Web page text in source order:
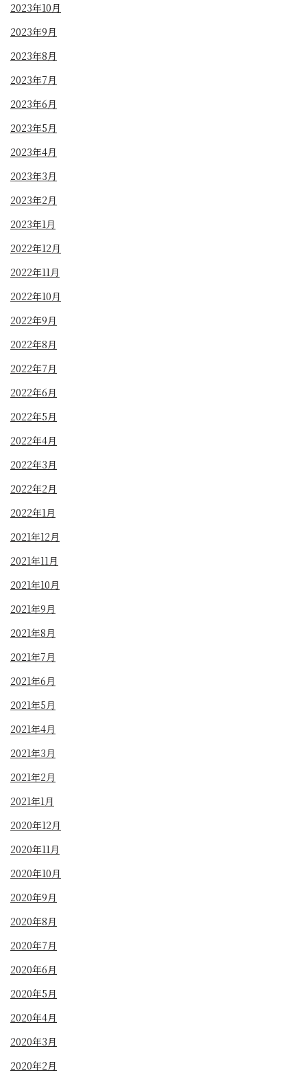
2023年10月
2023年9月
2023年8月
2023年7月
2023年6月
2023年5月
2023年4月
2023年3月
2023年2月
2023年1月
2022年12月
2022年11月
2022年10月
2022年9月
2022年8月
2022年7月
2022年6月
2022年5月
2022年4月
2022年3月
2022年2月
2022年1月
2021年12月
2021年11月
2021年10月
2021年9月
2021年8月
2021年7月
2021年6月
2021年5月
2021年4月
2021年3月
2021年2月
2021年1月
2020年12月
2020年11月
2020年10月
2020年9月
2020年8月
2020年7月
2020年6月
2020年5月
2020年4月
2020年3月
2020年2月